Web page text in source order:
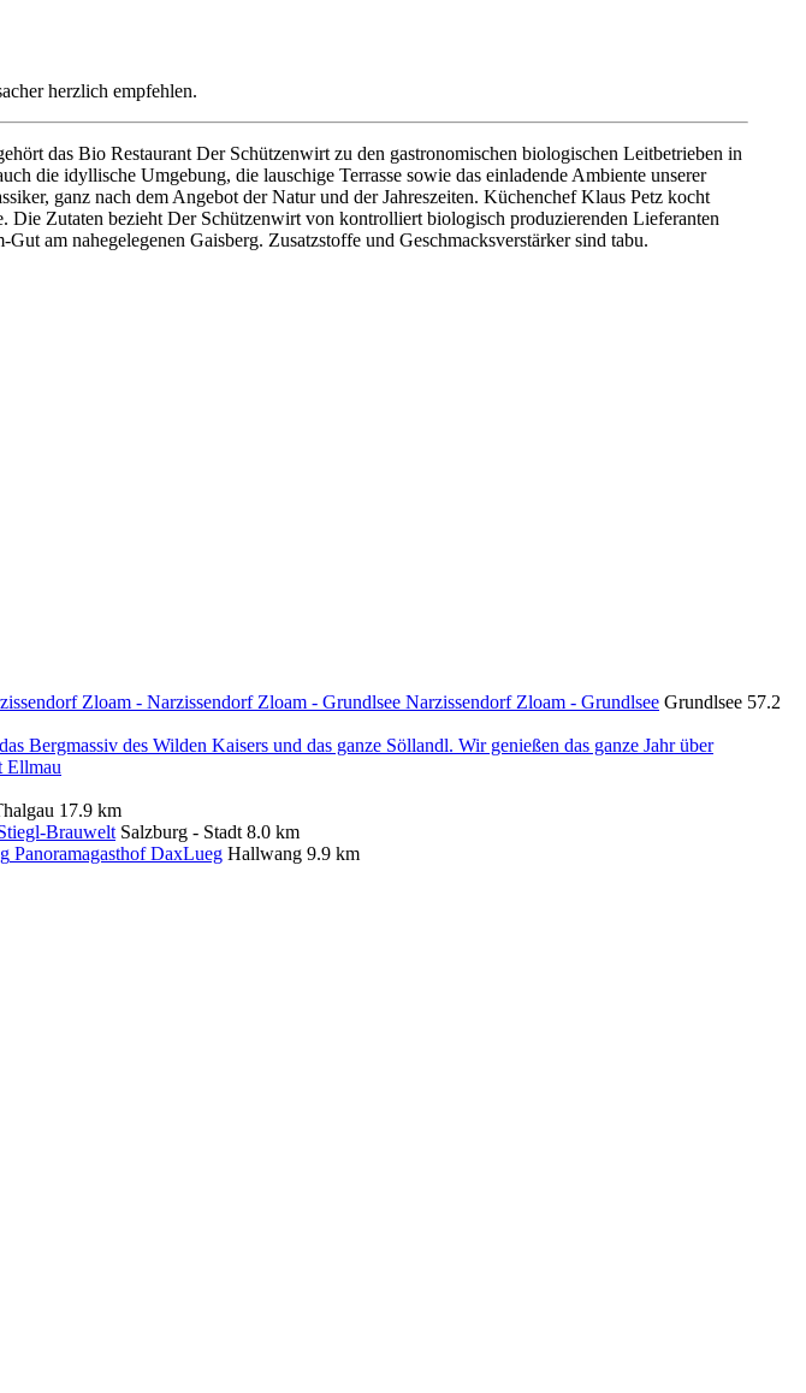
herzlich empfehlen.
das Bio Restaurant Der Schützenwirt zu den gastronomischen biologischen Leitbetrieben in
die idyllische Umgebung, die lauschige Terrasse sowie das einladende Ambiente unserer
ganz nach dem Angebot der Natur und der Jahreszeiten. Küchenchef Klaus Petz kocht
Die Zutaten bezieht Der Schützenwirt von kontrolliert biologisch produzierenden Lieferanten
am nahegelegenen Gaisberg. Zusatzstoffe und Geschmacksverstärker sind tabu.
Narzissendorf Zloam - Grundlsee Grundlsee 57.2
17.9 km
Brauwelt Salzburg - Stadt 8.0 km
Panoramagasthof DaxLueg Hallwang 9.9 km